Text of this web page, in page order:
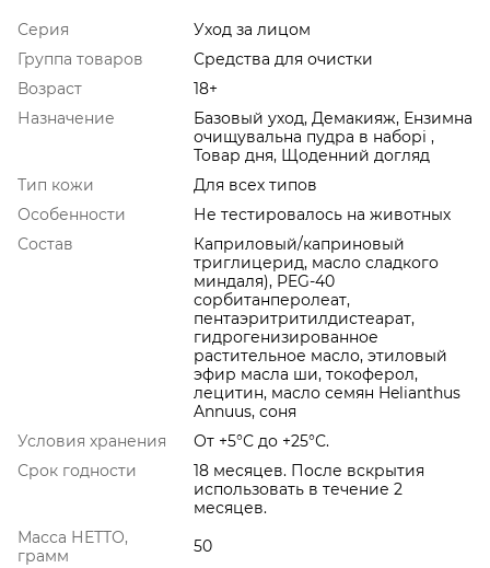
Серия
Уход за лицом
Группа товаров
Средства для очистки
Возраст
18+
Назначение
Базовый уход, Демакияж, Ензимна
очищувальна пудра в наборі ,
Товар дня, Щоденний догляд
Тип кожи
Для всех типов
Особенности
Не тестировалось на животных
Состав
Каприловый/каприновый
триглицерид, масло сладкого
миндаля), PEG-40
сорбитанперолеат,
пентаэритритилдистеарат,
гидрогенизированное
растительное масло, этиловый
эфир масла ши, токоферол,
лецитин, масло семян Helianthus
Annuus, соня
Условия хранения
От +5°С до +25°С.
Срок годности
18 месяцев. После вскрытия
использовать в течение 2
месяцев.
Масса НЕТТО,
грамм
50